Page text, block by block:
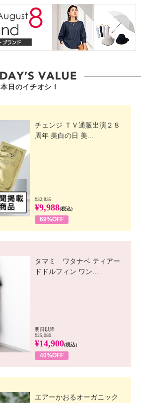
本日のイチオシ！
チェンジ ＴＶ通販出演２８
周年 美白の日 美...
¥32,835
¥9,988(税込)
69%OFF
タマミ ワタナベ ティアー
ドドルフィン ワン...
明日以降
¥25,080
¥14,900(税込)
40%OFF
エアーかおるオーガニック